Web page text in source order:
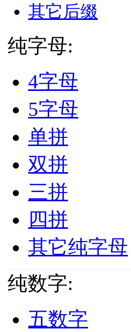
其它后缀
纯字母:
4字母
5字母
单拼
双拼
三拼
四拼
其它纯字母
纯数字:
五数字